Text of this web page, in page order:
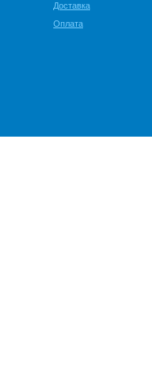
Доставка
Оплата